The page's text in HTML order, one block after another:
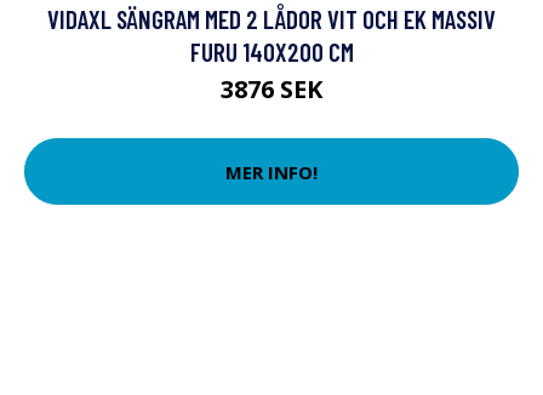
VIDAXL SÄNGRAM MED 2 LÅDOR VIT OCH EK MASSIV
FURU 140X200 CM
3876 SEK
MER INFO!